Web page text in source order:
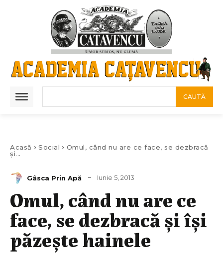
CAUTĂ
Acasă Social
Omul, când nu are ce face, se dezbracă
şi...
Gâsca Prin Apă Iunie 5, 2013
Omul, când nu are ce
face, se dezbracă şi îşi
păzeşte hainele